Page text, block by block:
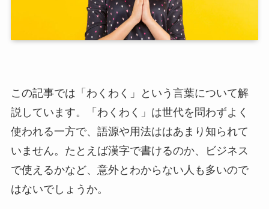
この記事では「わくわく」という言葉について解
説しています。「わくわく」は世代を問わずよく
使われる一方で、語源や用法ははあまり知られて
いません。たとえば漢字で書けるのか、ビジネス
で使えるかなど、意外とわからない人も多いので
はないでしょうか。